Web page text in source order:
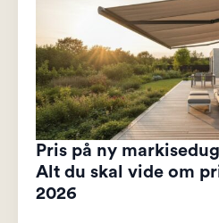
Pris på ny
Alt du skal vide om
2026